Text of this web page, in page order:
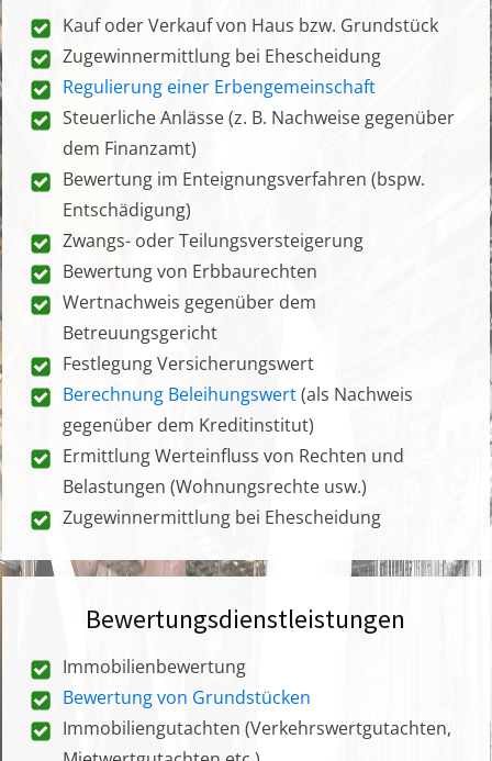
Kauf oder Verkauf von Haus bzw. Grundstück
Zugewinnermittlung bei Ehescheidung
Regulierung einer Erbengemeinschaft
Steuerliche Anlässe (z. B. Nachweise gegenüber
dem Finanzamt)
Bewertung im Enteignungsverfahren (bspw.
Entschädigung)
Zwangs- oder Teilungsversteigerung
Bewertung von Erbbaurechten
Wertnachweis gegenüber dem
Betreuungsgericht
Festlegung Versicherungswert
Berechnung Beleihungswert(als Nachweis
gegenüber dem Kreditinstitut)
Ermittlung Werteinfluss von Rechten und
Belastungen (Wohnungsrechte usw.)
Zugewinnermittlung bei Ehescheidung
Bewertungsdienstleistungen
Immobilienbewertung
Bewertung von Grundstücken
Immobiliengutachten (Verkehrswertgutachten,